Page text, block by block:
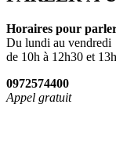
Horaires pour
Du lundi au vendredi
de 10h à 12h30 et
0972574400
Appel gratuit